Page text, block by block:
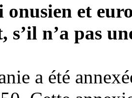
onusien et
s’il n’a pas
a été